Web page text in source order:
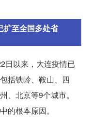
扩至全国多处省
日以来，大连疫情已
括铁岭、鞍山、四
、北京等9个城市。
的根本原因。